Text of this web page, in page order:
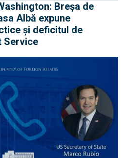
Breșa de
Albă expune
și deficitul de
Service